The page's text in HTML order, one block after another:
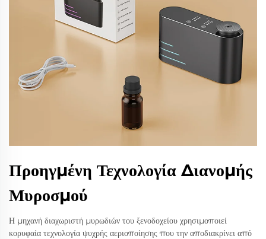
Προηγμένη Τεχνολογία Διανομής
Μυροσμού
Η μηχανή διαχωριστή μυρωδιών του ξενοδοχείου χρησιμοποιεί
κορυφαία τεχνολογία ψυχρής αεριοποίησης που την αποδιακρίνει από